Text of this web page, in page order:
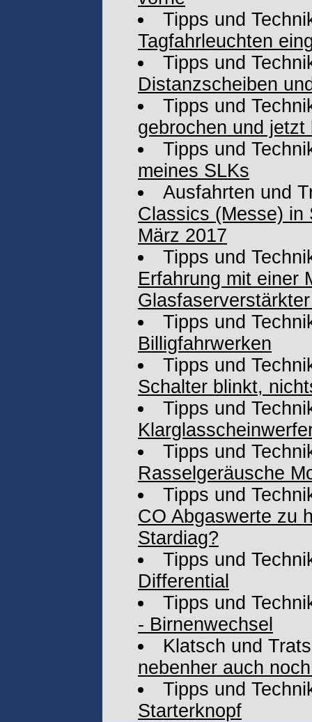
Tipps und
Tagfahrleuchten
Tipps und
Distanzscheiben
Tipps und
gebrochen und
Tipps und
meines SLKs
Ausfahrten und
Classics (Messe) in
März 2017
Tipps und
Erfahrung mit einer
Tipps und
Billigfahrwerken
Tipps und
Schalter blinkt,
Tipps und
Tipps und
Rasselgeräusche
Tipps und
CO Abgaswerte zu
Stardiag?
Tipps und
Differential
Tipps und
- Birnenwechsel
Klatsch und
nebenher auch
Tipps und
Starterknopf